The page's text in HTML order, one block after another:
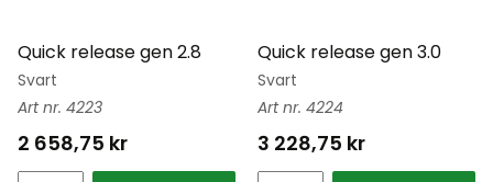
Quick release gen 2.8
Svart
4223
2 658,75 kr
Quick release gen 3.0
Svart
4224
3 228,75 kr